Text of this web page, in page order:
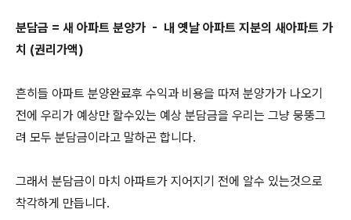
분담금 = 새 아파트 분양가 - 내 옛날 아파트 지분의 새아파트 가
치 (권리가액)
흔히들 아파트 분양완료후 수익과 비용을 따져 분양가가 나오기
전에 우리가 예상만 할수있는 예상 분담금을 우리는 그냥 뭉뚱그
려 모두 분담금이라고 말하곤 합니다.
그래서 분담금이 마치 아파트가 지어지기 전에 알수 있는것으로
착각하게 만듭니다.